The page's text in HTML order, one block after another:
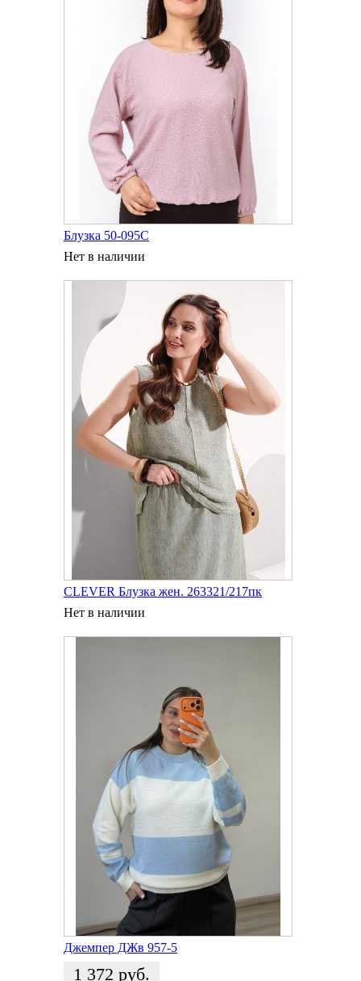
Блузка 50-095С
Нет в наличии
CLEVER Блузка жен. 263321/217пк
Нет в наличии
Джемпер ДЖв 957-5
1 372 руб.